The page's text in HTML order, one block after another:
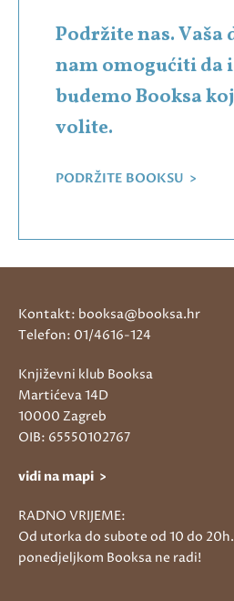
Podržite nas. Vaša
nam omogućiti da
budemo Booksa
volite.
PODRŽITE BOOKSU >
Kontakt: booksa@booksa.hr
Telefon: 01/4616-124
Književni klub Booksa
Martićeva 14D
10000 Zagreb
OIB: 65550102767
vidi na mapi >
RADNO VRIJEME:
Od utorka do subote od 10 do
ponedjeljkom Booksa ne radi!